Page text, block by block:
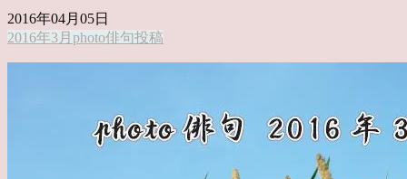
2016年04月05日
2016年3月 photo俳句投稿